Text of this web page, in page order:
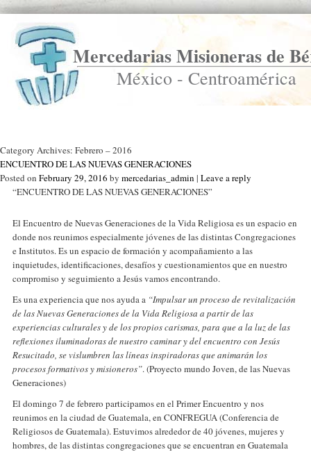
Mercedarias Misioneras de
México - Centroamérica
Category Archives: Febrero – 2016
ENCUENTRO DE LAS NUEVAS GENERACIONES
Posted on February 29, 2016 by mercedarias_admin | Leave a reply
“ENCUENTRO DE LAS NUEVAS GENERACIONES”
El Encuentro de Nuevas Generaciones de la Vida Religiosa es un espacio en
donde nos reunimos especialmente jóvenes de las distintas Congregaciones
e Institutos. Es un espacio de formación y acompañamiento a las
inquietudes, identificaciones, desafíos y cuestionamientos que en nuestro
compromiso y seguimiento a Jesús vamos encontrando.
Es una experiencia que nos ayuda a “Impulsar un proceso de revitalización
de las Nuevas Generaciones de la Vida Religiosa a partir de las
experiencias culturales y de los propios carismas, para que a la luz de las
reflexiones iluminadoras de nuestro caminar y del encuentro con Jesús
Resucitado, se vislumbren las líneas inspiradoras que animarán los
procesos formativos y misioneros”. (Proyecto mundo Joven, de las Nuevas
Generaciones)
El domingo 7 de febrero participamos en el Primer Encuentro y nos
reunimos en la ciudad de Guatemala, en CONFREGUA (Conferencia de
Religiosos de Guatemala). Estuvimos alrededor de 40 jóvenes, mujeres y
hombres, de las distintas congregaciones que se encuentran en Guatemala